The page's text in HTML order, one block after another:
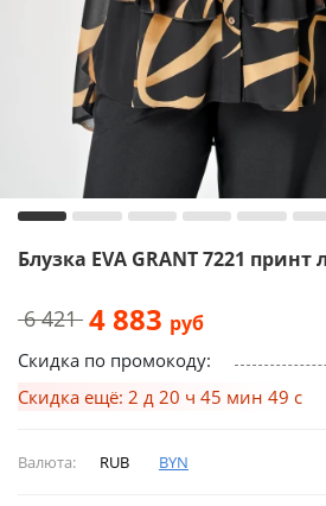
Блузка EVA GRANT 7221 принт
6 421 4 883 руб
Скидка по промокоду:
Скидка ещё: 2 д 20 ч 45 мин 48 с
Валюта: RUB BYN